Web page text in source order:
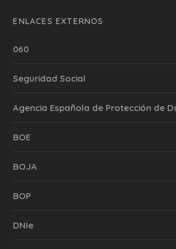
ENLACES EXTERNOS
060
Seguridad Social
Agencia Española de Protección de
BOE
BOJA
BOP
DNIe